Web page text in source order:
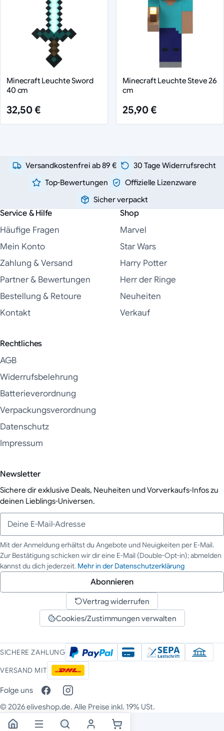
Minecraft Leuchte Sword
40 cm
32,50 €
Minecraft Leuchte Steve 26
cm
25,90 €
Versandkostenfrei ab 89 €
30 Tage Widerrufsrecht
Top-Bewertungen
Offizielle Lizenzware
Sicher verpackt
Service & Hilfe
Häufige Fragen
Mein Konto
Zahlung & Versand
Partner & Bewertungen
Bestellung & Retoure
Kontakt
Shop
Marvel
Star Wars
Harry Potter
Herr der Ringe
Neuheiten
Verkauf
Rechtliches
AGB
Widerrufsbelehrung
Batterieverordnung
Verpackungsverordnung
Datenschutz
Impressum
Newsletter
Sichere dir exklusive Deals, Neuheiten und Vorverkaufs-Infos zu
deinen Lieblings-Universen.
Deine E-Mail-Adresse
Mit der Anmeldung erhältst du Angebote und Neuigkeiten per E-Mail.
Zur Bestätigung schicken wir dir eine E-Mail (Double-Opt-in); abmelden
kannst du dich jederzeit. Mehr in der Datenschutzerklärung
Abonnieren
Vertrag widerrufen
Cookies/Zustimmungen verwalten
SICHERE ZAHLUNG
VERSAND MIT
Folge uns
© 2026 eliveshop.de. Alle Preise inkl. 19% USt.